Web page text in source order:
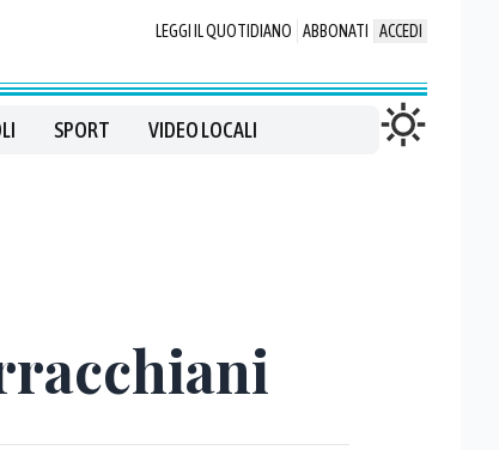
LEGGI IL QUOTIDIANO ABBONATI ACCEDI
SPORT VIDEO LOCALI